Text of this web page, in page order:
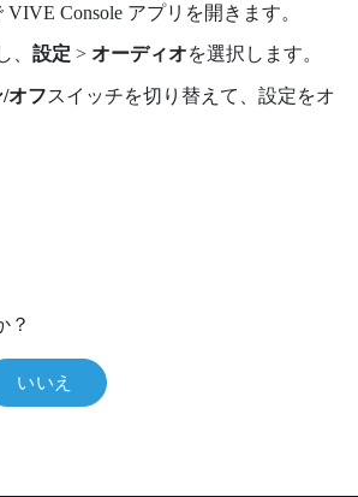
VIVE Consoleアプリを開きます。
、 設定 > オーディオを選択します。
オフスイッチを切り替えて、設定をオ
？
いいえ